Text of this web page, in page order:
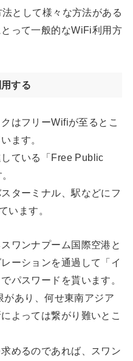
として様々な方法がある
って一般的なWiFi利用方
する
はフリーWifiが至るとこ
ます。
ている「Free Public
ターミナル、駅などにフ
います。
ワンナプーム国際空港と
ーションを通過して「イ
パスワードを貰います。
あり、何せ東南アジア
よっては繋がり難いとこ
めるのであれば、スワン